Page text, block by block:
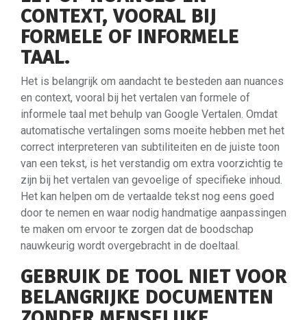
CONTEXT, VOORAL BIJ
FORMELE OF INFORMELE
TAAL.
Het is belangrijk om aandacht te besteden aan nuances
en context, vooral bij het vertalen van formele of
informele taal met behulp van Google Vertalen. Omdat
automatische vertalingen soms moeite hebben met het
correct interpreteren van subtiliteiten en de juiste toon
van een tekst, is het verstandig om extra voorzichtig te
zijn bij het vertalen van gevoelige of specifieke inhoud.
Het kan helpen om de vertaalde tekst nog eens goed
door te nemen en waar nodig handmatige aanpassingen
te maken om ervoor te zorgen dat de boodschap
nauwkeurig wordt overgebracht in de doeltaal.
GEBRUIK DE TOOL NIET VOOR
BELANGRIJKE DOCUMENTEN